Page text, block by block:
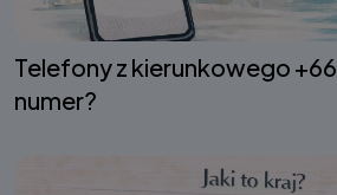
Telefony z kierunkowego
numer?